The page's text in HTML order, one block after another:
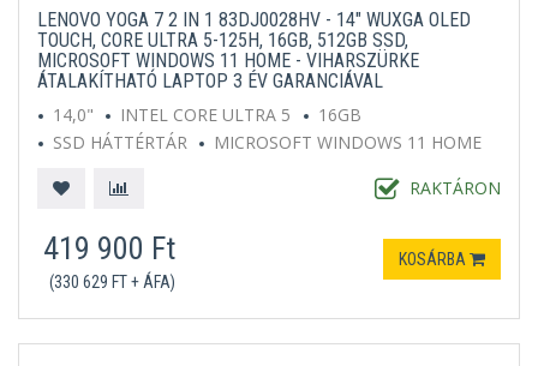
LENOVO YOGA 7 2 IN 1 83DJ0028HV - 14" WUXGA OLED
TOUCH, CORE ULTRA 5-125H, 16GB, 512GB SSD,
MICROSOFT WINDOWS 11 HOME - VIHARSZÜRKE
ÁTALAKÍTHATÓ LAPTOP 3 ÉV GARANCIÁVAL
14,0"
INTEL CORE ULTRA 5
16GB
SSD HÁTTÉRTÁR
MICROSOFT WINDOWS 11 HOME
RAKTÁRON
419 900 Ft
(330 629 FT + ÁFA)
KOSÁRBA